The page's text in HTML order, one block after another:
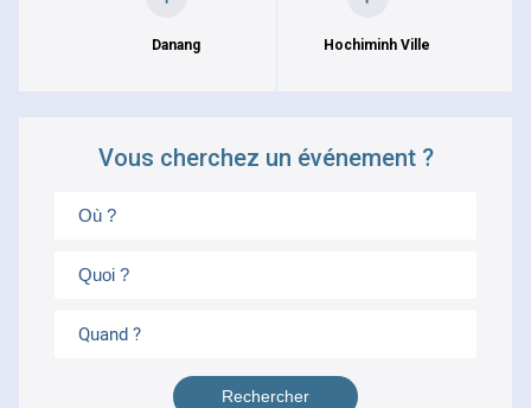
Danang Hochiminh Ville
Vous cherchez un événement ?
Quand ?